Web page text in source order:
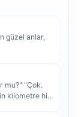
güzel anlar,
mu?" "Çok.
kilometre hi...